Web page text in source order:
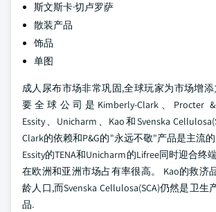
斯文斯卡·切卢罗萨
散装产品
饰品
单图
成人尿布市场非常巩固,全球玩家为市场增
要全球公司是Kimberly-Clark、Procter &
Essity、Unicharm、Kao和Svenska
Clark的依赖和P&G的"永远不敬"产品是主流
Essity的TENA和Unicharm的Lifree同时迎合终
在欧洲和亚洲市场占有率很高。 Kao的救济
龄人口,而Svenska Cellulosa(SCA)仍然是卫
品.